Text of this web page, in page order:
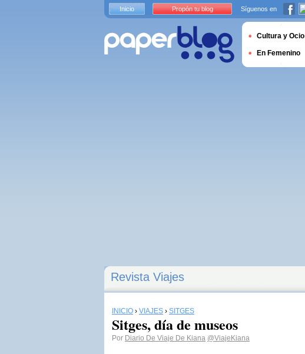
Revista Viajes
INICIO › VIAJES › SITGES
Sitges, día de museos
Por Diario De Viaje De Kiana @ViajeKiana
Inicio Propón tu blog Síguenos en
Cultura y Ocio
En Femenino